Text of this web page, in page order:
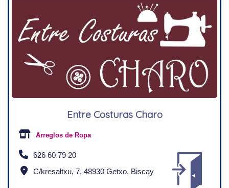
Entre Costuras Charo
Arreglos de Ropa
626 60 79 20
C/kresaltxu, 7, 48930 Getxo, Biscay